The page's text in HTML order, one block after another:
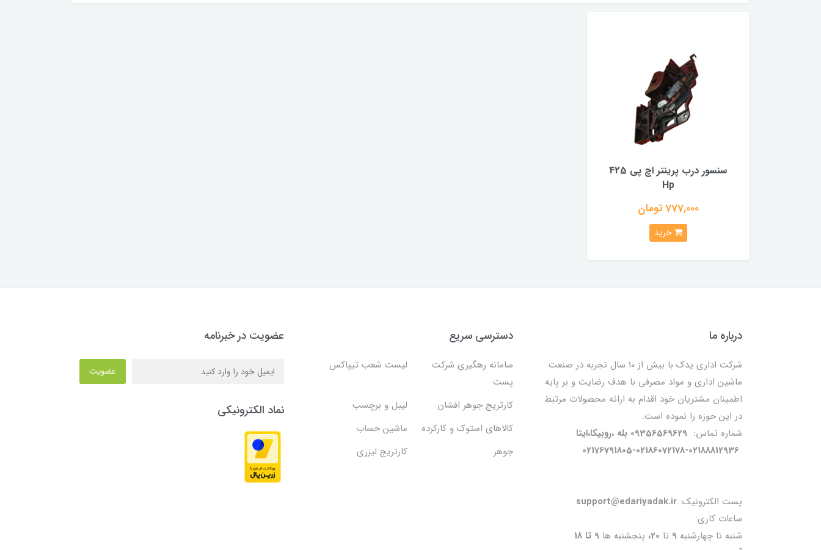
سنسور درب پرینتر اچ پی 425
Hp
777,000 تومان
خرید
درباره ما
شرکت اداری یدک با بیش از 10 سال تجربه در صنعت
ماشین اداری و مواد مصرفی با هدف رضایت و بر پایه
اطمینان مشتریان خود اقدام به ارائه محصولات مرتبط
در این حوزه را نموده است.
شماره تماس:09356569629 بله ،روبیکا،ایتا
02176791805-02186072178-02188812936
پست الکترونیک: support@edariyadak.ir
ساعات کاری:
شنبه تا چهارشنبه9 تا 20، پنجشنبه ها 9 تا 18
دسترسی سریع
سامانه رهگیری شرکت
پست
لیست شعب تیپاکس
کارتریج جوهر افشان
لیبل و برچسب
کالاهای استوک و کارکرده
ماشین حساب
جوهر
کارتریج لیزری
عضویت در خبرنامه
عضویت
نماد الکترونیکی